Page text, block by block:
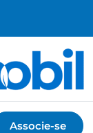
Associe-se